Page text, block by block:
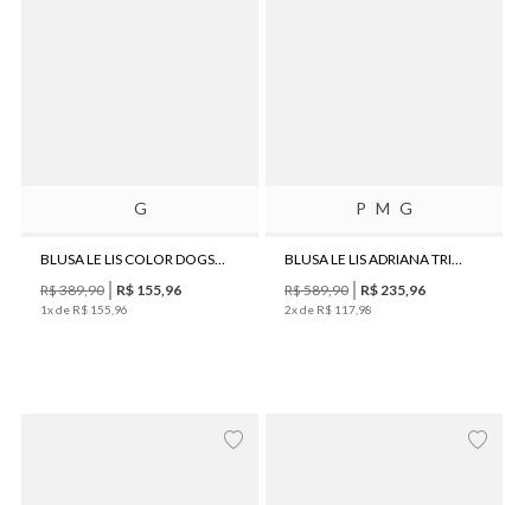
G
BLUSA LE LIS COLOR DOGS FEMININA
R$389,90 R$ 155,96
1x de R$ 155 96
P M G
BLUSA LE LIS ADRIANA TRICOT FEMININA
R$589,90 R$235,96
2x de R$ 117 98